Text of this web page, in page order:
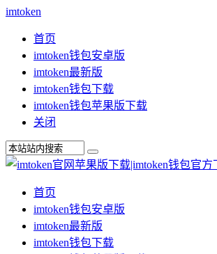
imtoken
首页
imtoken钱包安卓版
imtoken最新版
imtoken钱包下载
imtoken钱包苹果版下载
关闭
首页
imtoken钱包安卓版
imtoken最新版
imtoken钱包下载